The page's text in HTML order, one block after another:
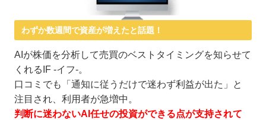
わずか数週間で資産が増えたと話題！
AIが株価を分析して売買のベストタイミングを知らせて
くれるIF -イフ-。
口コミでも「通知に従うだけで迷わず利益が出た」と
注目され、利用者が急増中。
判断に迷わないAI任せの投資ができる点が支持されて